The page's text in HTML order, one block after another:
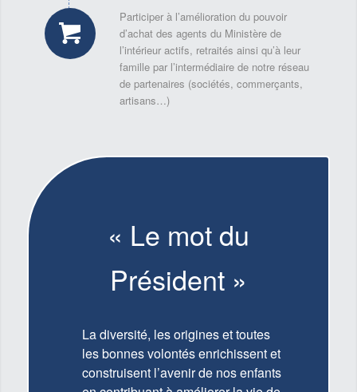
Participer à l’amélioration du pouvoir
d’achat des agents du Ministère de
l’intérieur actifs, retraités ainsi qu’à leur
famille par l’intermédiaire de notre réseau
de partenaires (sociétés, commerçants,
artisans…)
« Le mot du
Président »
La diversité, les origines et toutes
les bonnes volontés enrichissent et
construisent l’avenir de nos enfants